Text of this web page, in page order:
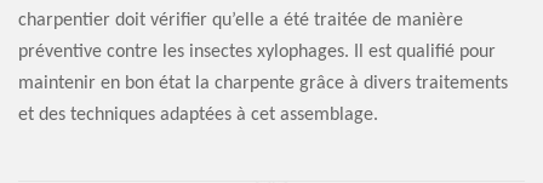
charpentier doit vérifier qu’elle a été traitée de manière
préventive contre les insectes xylophages. Il est qualifié pour
maintenir en bon état la charpente grâce à divers traitements
et des techniques adaptées à cet assemblage.